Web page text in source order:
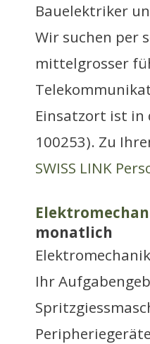
Bauelektriker
Wir suchen per
mittelgrosser
Einsatzort ist in
100253). Zu
SWISS LINK
monatlich
Ihr